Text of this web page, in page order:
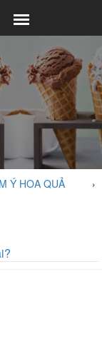
Ý HOA QUẢ›